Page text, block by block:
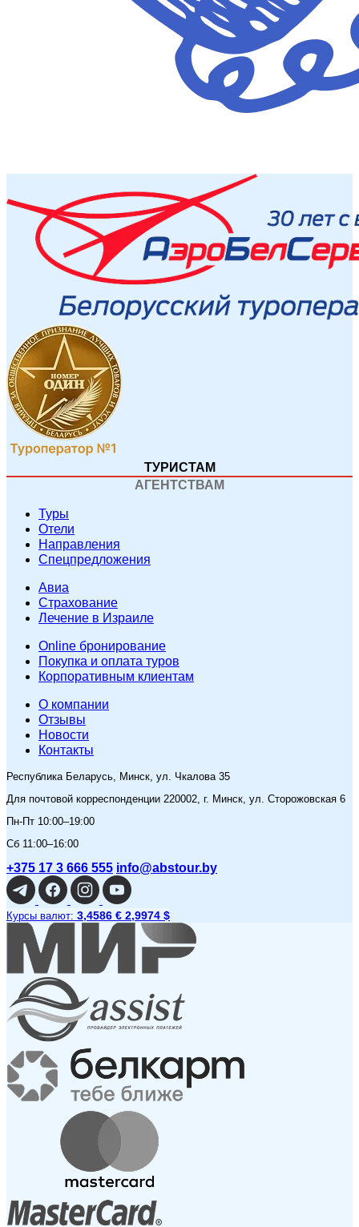
ТУРИСТАМ
АГЕНТСТВАМ
Туры
Отели
Направления
Спецпредложения
Авиа
Страхование
Лечение в Израиле
Online бронирование
Покупка и оплата туров
Корпоративным клиентам
O компании
Отзывы
Новости
Контакты
Республика Беларусь, Минск, ул. Чкалова 35
Для почтовой корреспонденции 220002, г. Минск, ул. Сторожовская 6
Пн-Пт 10:00–19:00
Сб 11:00–16:00
+375 17 3 666 555 info@abstour.by
Курсы валют: 3,4586 € 2,9974 $